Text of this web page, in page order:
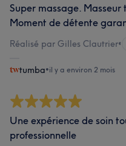
Super massage.
Moment de détente
Réalisé par Gilles Clautrier•
tumba•il y a environ 2 mois
Une expérience de soin
professionnelle